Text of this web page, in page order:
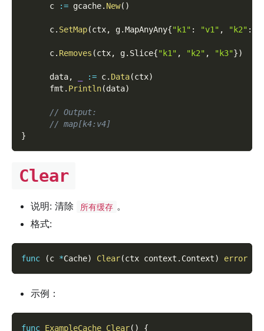
      c
:= gcache. New( )
      c
. SetMap(ctx, g.MapAnyAny{"k1" : "v1" , "k2" :
      c
. Removes (ctx, g. Slice{"k1" , "k2" , "k3"})
      data
, := c. Data(ctx)
      fmt
. Println(data)
// Output:
// map[k4:v4]
}
Clear
说明: 清除 所有缓存 。
格式:
func (c *Cache) Clear(ctx context . Context) error
示例：
func ExampleCache_Clear( ) {